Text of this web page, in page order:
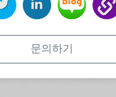
문의하기